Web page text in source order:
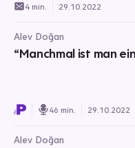
4 min. 29.10.2022
Alev Doğan
“Manchmal ist man
46 min. 29.10.2022
Alev Doğan